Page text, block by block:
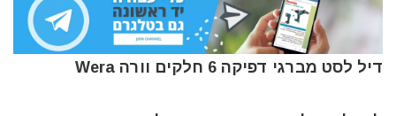
דיל לסט מברגי דפיקה 6 חלקים וורה Wera